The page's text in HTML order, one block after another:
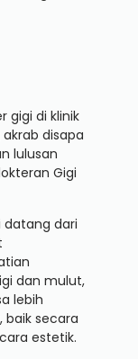
gigi di klinik
disapa
lulusan
Gigi
dari
dan mulut,
lebih
baik secara
estetik.